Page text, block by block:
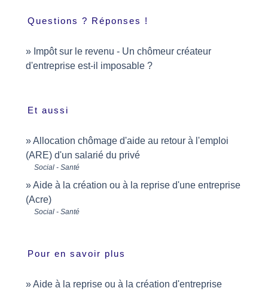
Questions ? Réponses !
Impôt sur le revenu - Un chômeur créateur
d'entreprise est-il imposable ?
Et aussi
Allocation chômage d'aide au retour à l'emploi
(ARE) d'un salarié du privé
Social - Santé
Aide à la création ou à la reprise d'une entreprise
(Acre)
Social - Santé
Pour en savoir plus
Aide à la reprise ou à la création d'entreprise